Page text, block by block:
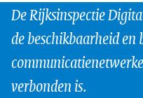
De Rijksinspectie
de beschikbaarheid
verbonden is.